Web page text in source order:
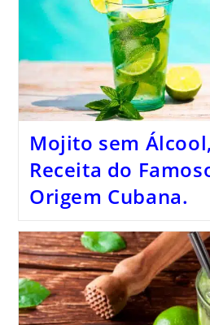
Mojito sem
Receita do
Origem Cubana.